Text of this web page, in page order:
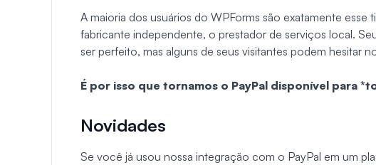
A maioria dos usuários do WPForms são exatamente
fabricante independente, o prestador de serviços local.
ser perfeito, mas alguns de seus visitantes podem hesitar
É por isso que tornamos o PayPal disponível para
Novidades
Se você já usou nossa integração com o PayPal em um